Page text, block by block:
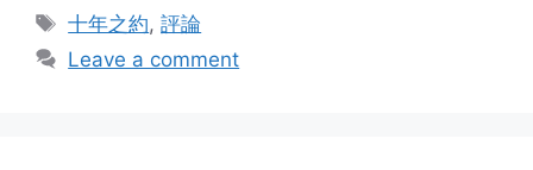
Tags
十年之約,評論
Leave a comment